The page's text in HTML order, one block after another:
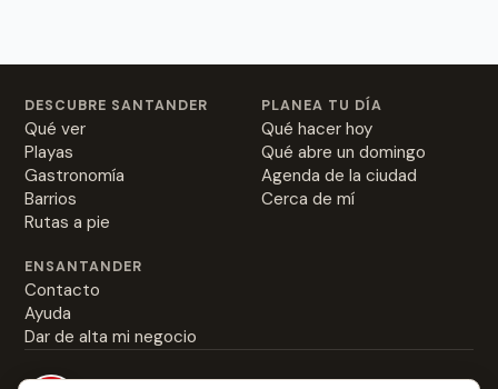
DESCUBRE SANTANDER
Qué ver
Playas
Gastronomía
Barrios
Rutas a pie
PLANEA TU DÍA
Qué hacer hoy
Qué abre un domingo
Agenda de la ciudad
Cerca de mí
ENSANTANDER
Contacto
Ayuda
Dar de alta mi negocio